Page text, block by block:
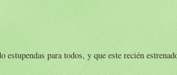
para todos, y que este recién